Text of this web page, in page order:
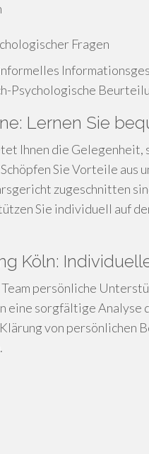
Fragen
Psychologische
Lernen Sie
Ihnen die Gelegenheit,
Sie Vorteile aus
zugeschnitten
Sie individuell auf
Köln:
persönliche
eine sorgfältige Analyse
von persönlichen